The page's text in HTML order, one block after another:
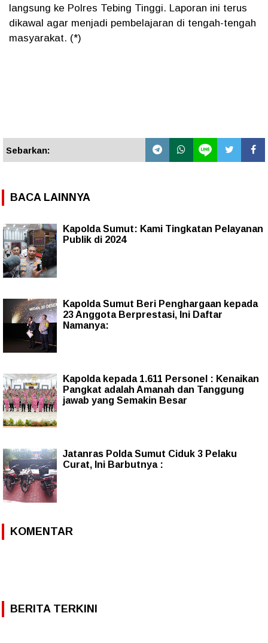
langsung ke Polres Tebing Tinggi. Laporan ini terus
dikawal agar menjadi pembelajaran di tengah-tengah
masyarakat. (*)
Sebarkan:
BACA LAINNYA
Kapolda Sumut: Kami Tingkatan Pelayanan
Publik di 2024
Kapolda Sumut Beri Penghargaan kepada
23 Anggota Berprestasi, Ini Daftar
Namanya:
Kapolda kepada 1.611 Personel : Kenaikan
Pangkat adalah Amanah dan Tanggung
jawab yang Semakin Besar
Jatanras Polda Sumut Ciduk 3 Pelaku
Curat, Ini Barbutnya :
KOMENTAR
BERITA TERKINI